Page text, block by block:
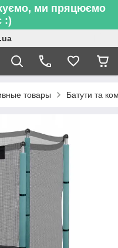
ми пряцюємо
:)
товары Батути та